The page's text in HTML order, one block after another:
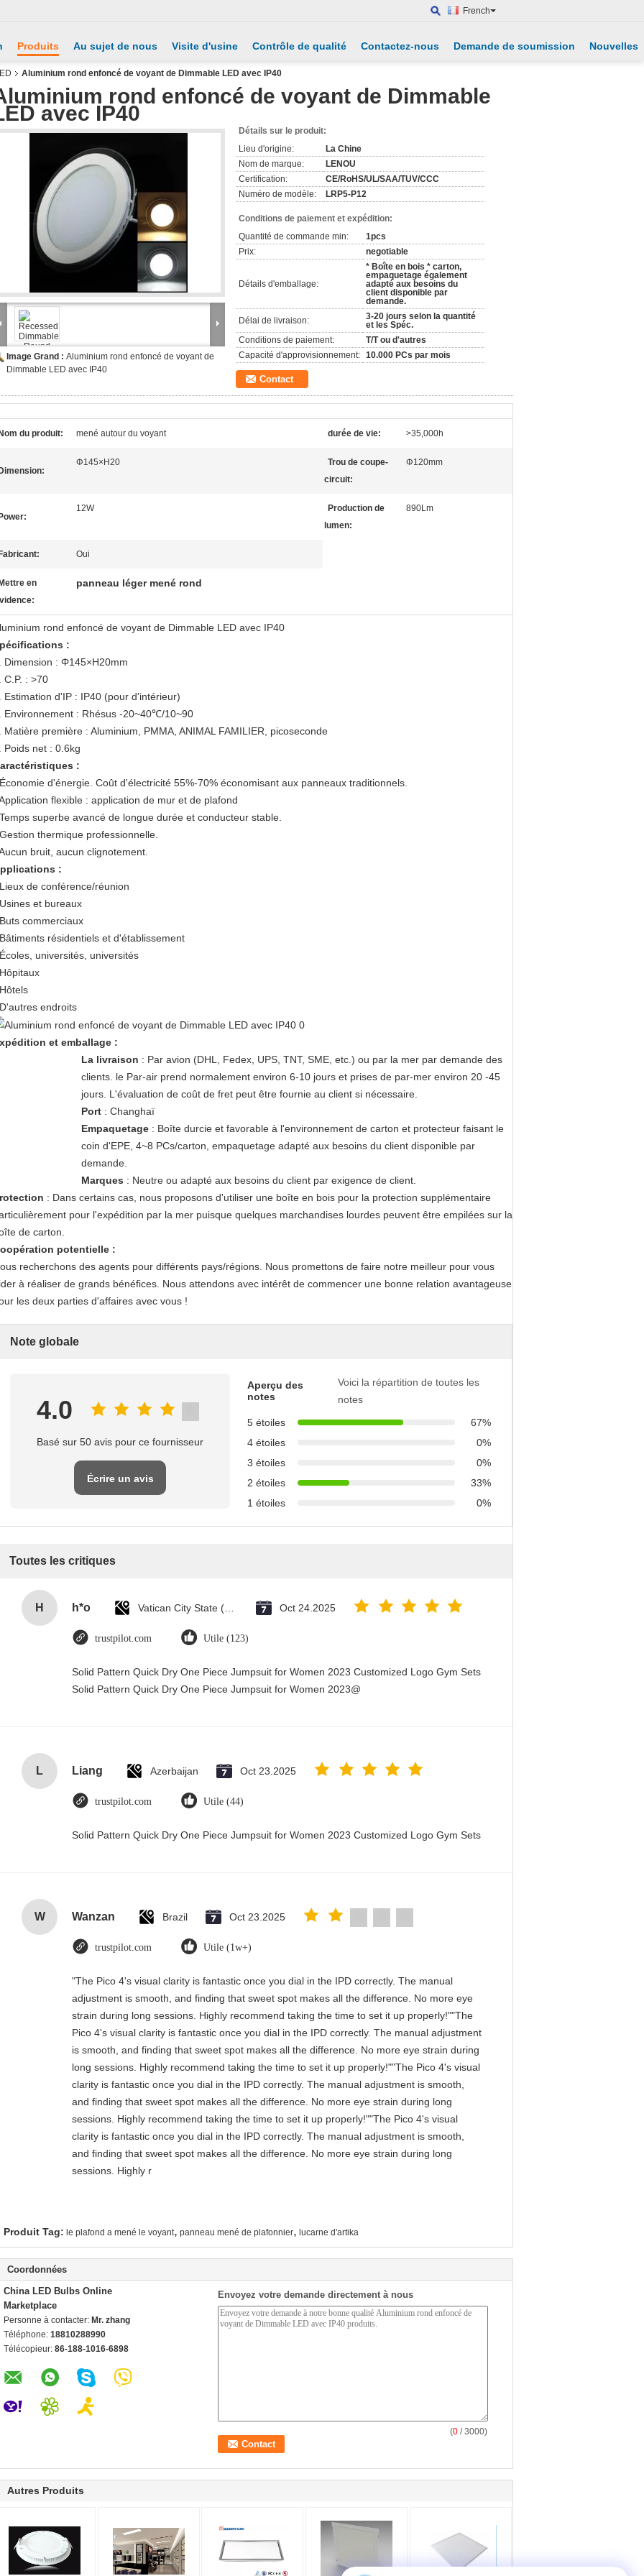
French
Produits Au sujet de nous Visite d'usine Contrôle de qualité Contactez-nous Demande de soumission Nouvelles
Aluminium rond enfoncé de voyant de Dimmable LED avec IP40
rond enfoncé de voyant de Dimmable
avec IP40
Image Grand : Aluminium rond enfoncé de voyant de
Dimmable LED avec IP40
Détails sur le produit:
Lieu d'origine:
La Chine
Nom de marque:
LENOU
Certification:
CE/RoHS/UL/SAA/TUV/CCC
Numéro de modèle:
LRP5-P12
Conditions de paiement et expédition:
Quantité de commande min:
1pcs
Prix:
negotiable
Détails d'emballage:
* Boîte en bois * carton,
empaquetage également
adapté aux besoins du
client disponible par
demande.
Délai de livraison:
3-20 jours selon la quantité
et les Spéc.
Conditions de paiement:
T/T ou d'autres
Capacité d'approvisionnement: 10.000 PCs par mois
Contact
du produit: mené autour du voyant durée de vie: >35,000h
Φ145×H20
Trou de coupe-
circuit:
Φ120mm
12W
Production de
lumen:
890Lm
Oui
en
panneau léger mené rond
rond enfoncé de voyant de Dimmable LED avec IP40
:
Dimension : Φ145×H20mm
C.P. : >70
Estimation d'IP : IP40 (pour d'intérieur)
Environnement : Rhésus -20~40℃/10~90
Matière première : Aluminium, PMMA, ANIMAL FAMILIER, picoseconde
Poids net : 0.6kg
:
d'énergie. Coût d'électricité 55%-70% économisant aux panneaux traditionnels.
flexible : application de mur et de plafond
superbe avancé de longue durée et conducteur stable.
thermique professionnelle.
bruit, aucun clignotement.
:
de conférence/réunion
et bureaux
commerciaux
résidentiels et d'établissement
universités, universités
endroits
et emballage :
La livraison : Par avion (DHL, Fedex, UPS, TNT, SME, etc.) ou par la mer par demande des
clients. le Par-air prend normalement environ 6-10 jours et prises de par-mer environ 20 -45
jours. L'évaluation de coût de fret peut être fournie au client si nécessaire.
Port: Changhaï
Empaquetage: Boîte durcie et favorable à l'environnement de carton et protecteur faisant le
coin d'EPE, 4~8 PCs/carton, empaquetage adapté aux besoins du client disponible par
demande.
Marques : Neutre ou adapté aux besoins du client par exigence de client.
: Dans certains cas, nous proposons d'utiliser une boîte en bois pour la protection supplémentaire
pour l'expédition par la mer puisque quelques marchandises lourdes peuvent être empilées sur la
de carton.
potentielle :
recherchons des agents pour différents pays/régions. Nous promettons de faire notre meilleur pour vous
à réaliser de grands bénéfices. Nous attendons avec intérêt de commencer une bonne relation avantageuse
les deux parties d'affaires avec vous !
Note globale
4.0
Basé sur 50 avis pour ce fournisseur
Écrire un avis
Aperçu des
notes
Voici la répartition de toutes les
notes
5 étoiles
67%
4 étoiles
0%
3 étoiles
0%
2 étoiles
33%
1 étoiles
0%
Toutes les critiques
H h*o Vatican City State (Holy See) Oct 24.2025
trustpilot.com Utile (123)
Solid Pattern Quick Dry One Piece Jumpsuit for Women 2023 Customized Logo Gym Sets
Solid Pattern Quick Dry One Piece Jumpsuit for Women 2023@
L Liang Azerbaijan Oct 23.2025
trustpilot.com Utile (44)
Solid Pattern Quick Dry One Piece Jumpsuit for Women 2023 Customized Logo Gym Sets
W Wanzan Brazil Oct 23.2025
trustpilot.com Utile (1w+)
"The Pico 4's visual clarity is fantastic once you dial in the IPD correctly. The manual
adjustment is smooth, and finding that sweet spot makes all the difference. No more eye
strain during long sessions. Highly recommend taking the time to set it up properly!""The
Pico 4's visual clarity is fantastic once you dial in the IPD correctly. The manual adjustment
is smooth, and finding that sweet spot makes all the difference. No more eye strain during
long sessions. Highly recommend taking the time to set it up properly!""The Pico 4's visual
clarity is fantastic once you dial in the IPD correctly. The manual adjustment is smooth,
and finding that sweet spot makes all the difference. No more eye strain during long
sessions. Highly recommend taking the time to set it up properly!""The Pico 4's visual
clarity is fantastic once you dial in the IPD correctly. The manual adjustment is smooth,
and finding that sweet spot makes all the difference. No more eye strain during long
sessions. Highly r
Produit Tag: le plafond a mené le voyant, panneau mené de plafonnier, lucarne d'artika
Coordonnées
China LED Bulbs Online
Marketplace
Personne à contacter: Mr. zhang
Téléphone: 18810288990
Télécopieur: 86-188-1016-6898
Envoyez votre demande directement à nous
(0 / 3000)
Autres Produits